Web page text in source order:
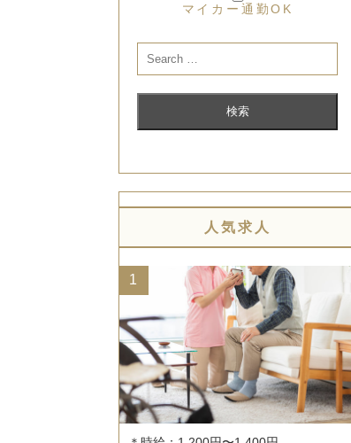
マイカー通勤OK
人気求人
1